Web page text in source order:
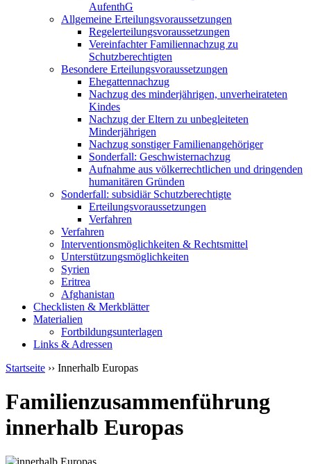
AufenthG
Allgemeine Erteilungsvoraussetzungen
Regelerteilungsvoraussetzungen
Vereinfachter Familiennachzug zu
Schutzberechtigten
Besondere Erteilungsvoraussetzungen
Ehegattennachzug
Nachzug des minderjährigen, unverheirateten
Kindes
Nachzug der Eltern zu unbegleiteten
Minderjährigen
Nachzug sonstiger Familienangehöriger
Sonderfall: Geschwisternachzug
Aufnahme aus völkerrechtlichen und dringenden
humanitären Gründen
Sonderfall: subsidiär Schutzberechtigte
Erteilungsvoraussetzungen
Verfahren
Verfahren
Interventionsmöglichkeiten & Rechtsmittel
Unterstützungsmöglichkeiten
Syrien
Eritrea
Afghanistan
Checklisten & Merkblätter
Materialien
Fortbildungsunterlagen
Links & Adressen
Startseite ›› Innerhalb Europas
Familienzusammenführung
innerhalb Europas